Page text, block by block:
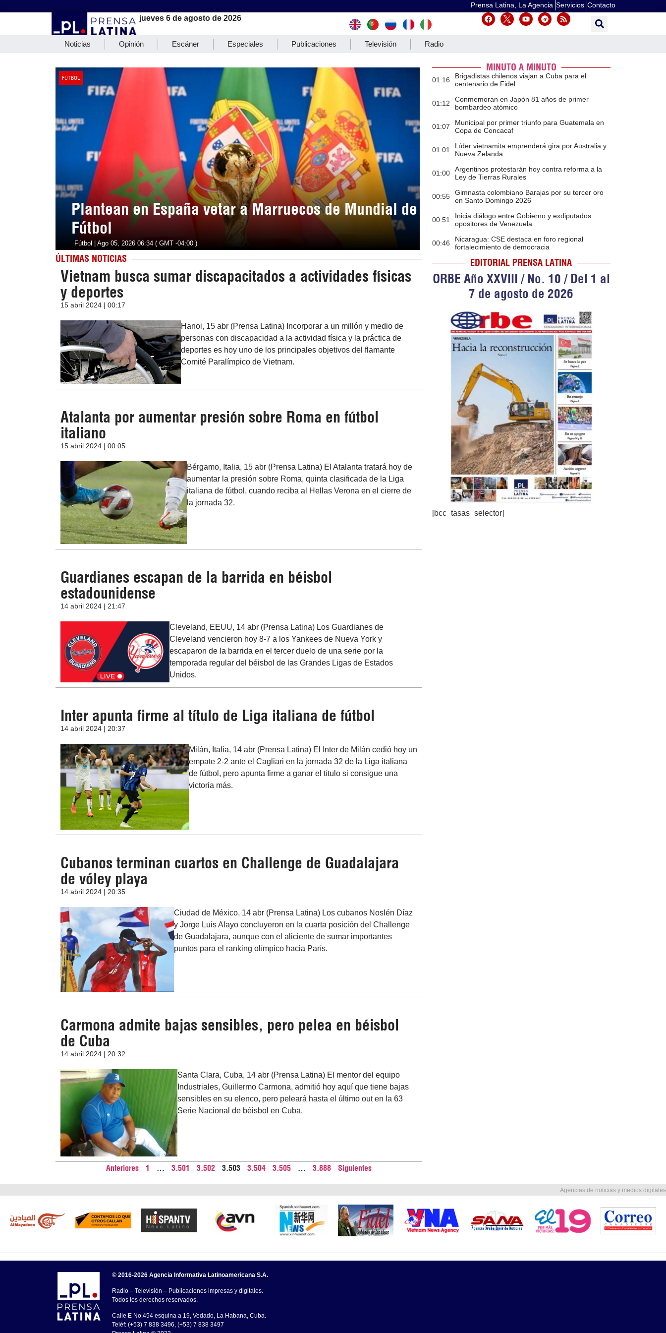
Prensa Latina, La Agencia Servicios Contacto
jueves 6 de agosto de 2026
Noticias Opinión Escáner Especiales Publicaciones Televisión Radio
FÚTBOL
Plantean en España vetar a Marruecos de Mundial de
Fútbol
Fútbol | Ago 05, 2026 06:34 ( GMT -04:00 )
ÚLTIMAS NOTICIAS
Vietnam busca sumar discapacitados a actividades físicas
y deportes
15 abril 2024 | 00:17
Hanoi, 15 abr (Prensa Latina) Incorporar a un millón y medio de
personas con discapacidad a la actividad física y la práctica de
deportes es hoy uno de los principales objetivos del flamante
Comité Paralímpico de Vietnam.
Atalanta por aumentar presión sobre Roma en fútbol
italiano
15 abril 2024 | 00:05
Bérgamo, Italia, 15 abr (Prensa Latina) El Atalanta tratará hoy de
aumentar la presión sobre Roma, quinta clasificada de la Liga
italiana de fútbol, cuando reciba al Hellas Verona en el cierre de
la jornada 32.
Guardianes escapan de la barrida en béisbol
estadounidense
14 abril 2024 | 21:47
Cleveland, EEUU, 14 abr (Prensa Latina) Los Guardianes de
Cleveland vencieron hoy 8-7 a los Yankees de Nueva York y
escaparon de la barrida en el tercer duelo de una serie por la
temporada regular del béisbol de las Grandes Ligas de Estados
Unidos.
Inter apunta firme al título de Liga italiana de fútbol
14 abril 2024 | 20:37
Milán, Italia, 14 abr (Prensa Latina) El Inter de Milán cedió hoy un
empate 2-2 ante el Cagliari en la jornada 32 de la Liga italiana
de fútbol, pero apunta firme a ganar el título si consigue una
victoria más.
Cubanos terminan cuartos en Challenge de Guadalajara
de vóley playa
14 abril 2024 | 20:35
Ciudad de México, 14 abr (Prensa Latina) Los cubanos Noslén Díaz
y Jorge Luis Alayo concluyeron en la cuarta posición del Challenge
de Guadalajara, aunque con el aliciente de sumar importantes
puntos para el ranking olímpico hacia París.
Carmona admite bajas sensibles, pero pelea en béisbol
de Cuba
14 abril 2024 | 20:32
Santa Clara, Cuba, 14 abr (Prensa Latina) El mentor del equipo
Industriales, Guillermo Carmona, admitió hoy aquí que tiene bajas
sensibles en su elenco, pero peleará hasta el último out en la 63
Serie Nacional de béisbol en Cuba.
Anteriores 1 … 3.501 3.502 3.503 3.504 3.505 … 3.888 Siguientes
MINUTO A MINUTO
01:16
Brigadistas chilenos viajan a Cuba para el
centenario de Fidel
01:12
Conmemoran en Japón 81 años de primer
bombardeo atómico
01:07
Municipal por primer triunfo para Guatemala en
Copa de Concacaf
01:01
Líder vietnamita emprenderá gira por Australia y
Nueva Zelanda
01:00
Argentinos protestarán hoy contra reforma a la
Ley de Tierras Rurales
00:55
Gimnasta colombiano Barajas por su tercer oro
en Santo Domingo 2026
00:51
Inicia diálogo entre Gobierno y exdiputados
opositores de Venezuela
00:46
Nicaragua: CSE destaca en foro regional
fortalecimiento de democracia
EDITORIAL PRENSA LATINA
ORBE Año XXVIII / No. 10 / Del 1 al
7 de agosto de 2026
[bcc_tasas_selector]
Agencias de noticias y medios digitales
© 2016-2026 Agencia Informativa Latinoamericana S.A.
Radio – Televisión – Publicaciones impresas y digitales.
Todos los derechos reservados.
Calle E No.454 esquina a 19, Vedado, La Habana, Cuba.
Teléf: (+53) 7 838 3496, (+53) 7 838 3497